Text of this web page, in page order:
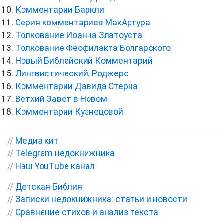
Комментарии Баркли
Серия комментариев МакАртура
Толкование Иоанна Златоуста
Толкование Феофилакта Болгарского
Новый Библейский Комментарий
Лингвистический. Роджерс
Комментарии Давида Стерна
Ветхий Завет в Новом
Комментарии Кузнецовой
// Медиа кит
// Telegram недокнижника
// Наш YouTube канал
// Детская Библия
// Записки недокнижника: статьи и новости
// Сравнение стихов и анализ текста